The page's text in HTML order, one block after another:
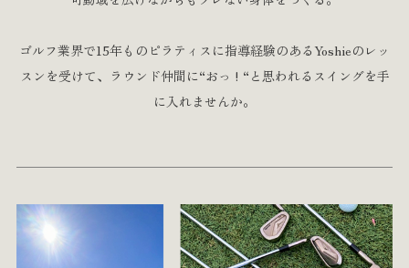
ゴルフ業界で15年ものピラティスに指導経験のあるYoshieのレッ
スンを受けて、 ラウンド仲間に“おっ ! “と思われるスイングを手
に入れませんか。